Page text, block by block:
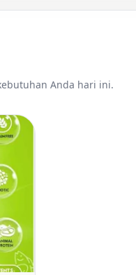
Anda hari ini.